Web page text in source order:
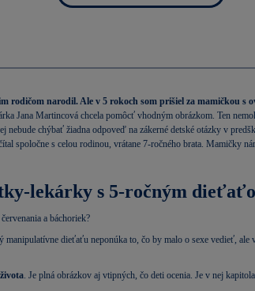
rodičom narodil. Ale v 5 rokoch som prišiel za mamičkou
Jana Martincová chcela pomôcť vhodným obrázkom. Ten
chýbať žiadna odpoveď na zákerné detské otázky v
s celou rodinou, vrátane 7-ročného brata. Mamičky
lekárky s 5-ročným
a báchoriek?
dieťaťu neponúka to, čo by malo o sexe vedieť, ale
. Je plná obrázkov aj vtipných, čo deti ocenia. Je v nej